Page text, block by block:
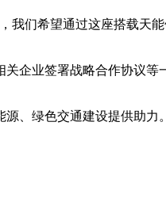
我们希望通过这座搭载天
企业签署战略合作协议等
、绿色交通建设提供助力。